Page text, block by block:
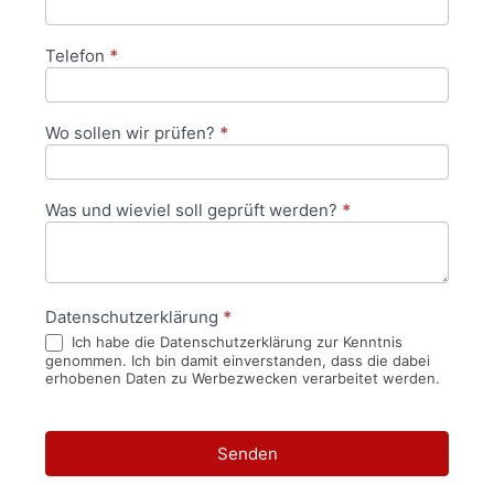
Telefon *
Wo sollen wir prüfen? *
Was und wieviel soll geprüft werden? *
Datenschutzerklärung *
Ich habe die Datenschutzerklärung zur Kenntnis
genommen. Ich bin damit einverstanden, dass die dabei
erhobenen Daten zu Werbezwecken verarbeitet werden.
Senden